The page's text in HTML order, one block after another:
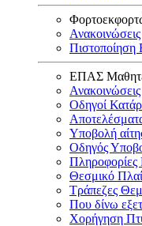
Ανακοινώσεις
Πιστοποίηση
ΕΠΑΣ
Ανακοινώσεις
Oδηγοί
Υποβολή
Οδηγός
Θεσμικό
Τράπεζες
Που δίνω
Χορήγηση